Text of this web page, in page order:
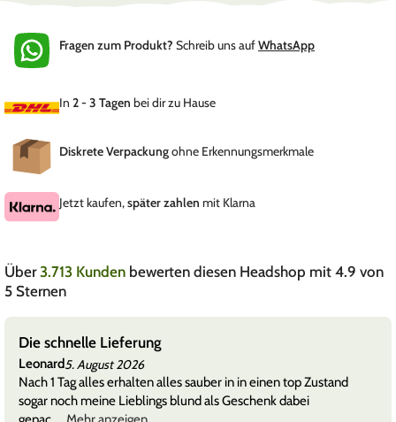
Fragen zum Produkt? Schreib uns aufWhatsApp
In 2 - 3 Tagen bei dir zu Hause
Diskrete Verpackungohne Erkennungsmerkmale
Jetzt kaufen,später zahlen mit Klarna
Über3.713 Kunden bewerten diesen Headshop mit 4.9 von
5 Sternen
Die schnelle Lieferung
Leonard5. August 2026
Nach 1 Tag alles erhalten alles sauber in in einen top Zustand
sogar noch meine Lieblings blund als Geschenk dabei